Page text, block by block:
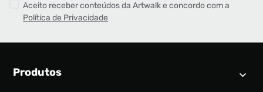
Aceito receber conteúdos da Artwalk e concordo com a
Política de Privacidade
Produtos